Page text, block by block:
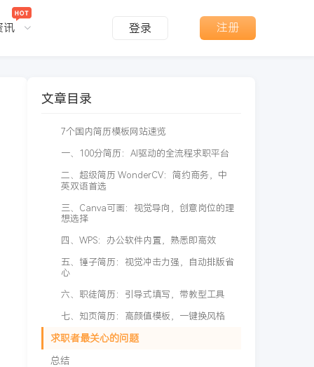
讯 登录 注册
文章目录
7个国内简历模板网站速览
一、100分简历：AI驱动的全流程求职平台
二、超级简历 WonderCV：简约商务，中
英双语首选
三、Canva可画：视觉导向，创意岗位的理
想选择
四、WPS：办公软件内置，熟悉即高效
五、锤子简历：视觉冲击力强，自动排版省
心
六、职徒简历：引导式填写，带教型工具
七、知页简历：高颜值模板，一键换风格
求职者最关心的问题
总结